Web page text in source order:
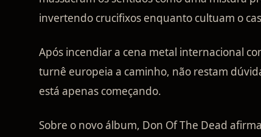
invertendo crucifixos enquanto cultuam o
Após incendiar a cena metal internacional
turnê europeia a caminho, não restam
está apenas começando.
Sobre o novo álbum, Don Of The Dead